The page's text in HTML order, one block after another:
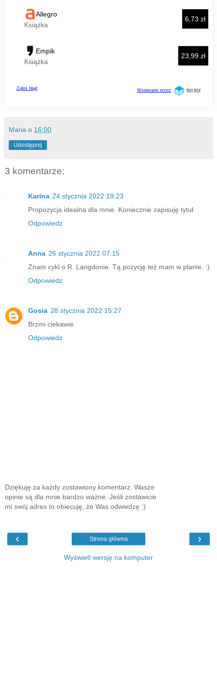
Maria o 16:00
Udostępnij
3 komentarze:
Karina 24 stycznia 2022 19:23
Propozycja idealna dla mnie. Koniecznie zapisuję tytuł
Odpowiedz
Anna 26 stycznia 2022 07:15
Znam cykl o R. Langdonie. Tą pozycję też mam w planie. :)
Odpowiedz
Gosia 28 stycznia 2022 15:27
Brzmi ciekawie.
Odpowiedz
Dziękuję za każdy zostawiony komentarz. Wasze
opinie są dla mnie bardzo ważne. Jeśli zostawicie
mi swój adres to obiecuję, że Was odwiedzę :)
‹ ›
Strona główna
Wyświetl wersję na komputer